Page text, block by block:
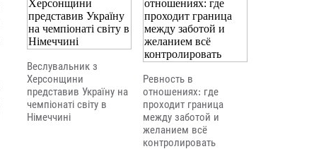
Веслувальник з
Херсонщини
представив Україну на
чемпіонаті світу в
Німеччині
Ревность в
отношениях: где
проходит граница
между заботой и
желанием всё
контролировать